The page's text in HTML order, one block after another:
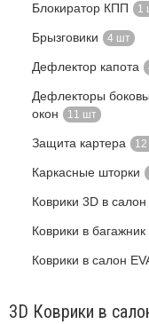
Блокиратор КПП 1
Брызговики 4 шт
Дефлектор капота
Дефлекторы
окон
11 шт
Защита картера
Каркасные шторки
Коврики 3D в салон
Коврики в багажник
Коврики в салон
3D Коврики в